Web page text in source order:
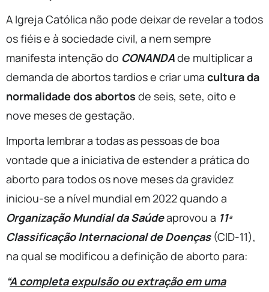
A Igreja Católica não pode deixar de revelar a todos
os fiéis e à sociedade civil, a nem sempre
manifesta intenção do CONANDAde multiplicar a
demanda de abortos tardios e criar uma cultura da
normalidade dos abortos de seis, sete, oito e
nove meses de gestação.
Importa lembrar a todas as pessoas de boa
vontade que a iniciativa de estender a prática do
aborto para todos os nove meses da gravidez
iniciou-se a nível mundial em 2022 quando a
Organização Mundial da Saúdeaprovou a 11ª
Classificação Internacional de Doenças (CID-11),
na qual se modificou a definição de aborto para:
“A completa expulsão ou extração em uma